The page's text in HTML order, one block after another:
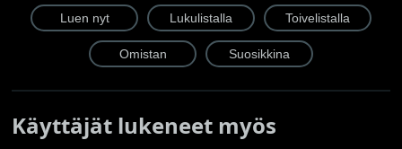
Käyttäjät lukeneet myös